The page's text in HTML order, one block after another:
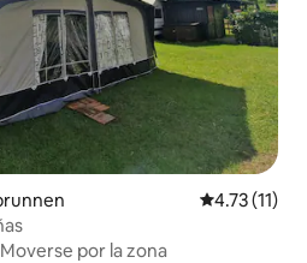
Calificación
4.73 (11)
Moverse por la zona